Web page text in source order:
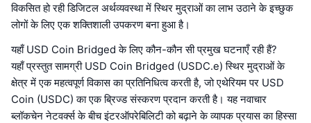
विकसित हो रही डिजिटल अर्थव्यवस्था में स्थिर मुद्राओं का लाभ उठाने के इच्छुक
लोगों के लिए एक शक्तिशाली उपकरण बना हुआ है।
यहाँ USD Coin Bridged के लिए कौन-कौन सी प्रमुख घटनाएँ रही हैं?
यहाँ प्रस्तुत सामग्री USD Coin Bridged (USDC.e) स्थिर मुद्राओं के
क्षेत्र में एक महत्वपूर्ण विकास का प्रतिनिधित्व करती है, जो एथेरियम पर USD
Coin (USDC) का एक ब्रिज्ड संस्करण प्रदान करती है। यह नवाचार
ब्लॉकचेन नेटवर्क्स के बीच इंटरऑपरेबिलिटी को बढ़ाने के व्यापक प्रयास का हिस्सा